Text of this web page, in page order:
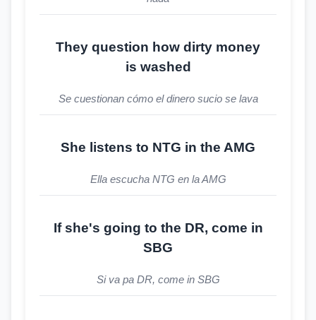
They question how dirty money
is washed
Se cuestionan cómo el dinero sucio se lava
She listens to NTG in the AMG
Ella escucha NTG en la AMG
If she's going to the DR, come in
SBG
Si va pa DR, come in SBG